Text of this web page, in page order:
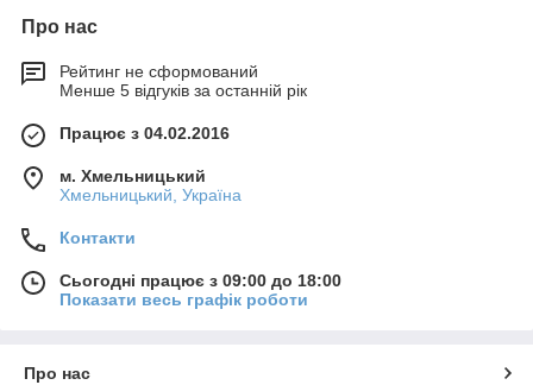
Про нас
Рейтинг не сформований
Менше 5 відгуків за останній рік
Працює з 04.02.2016
м. Хмельницький
Хмельницький, Україна
Контакти
Сьогодні працює з 09:00 до 18:00
Показати весь графік роботи
Про нас